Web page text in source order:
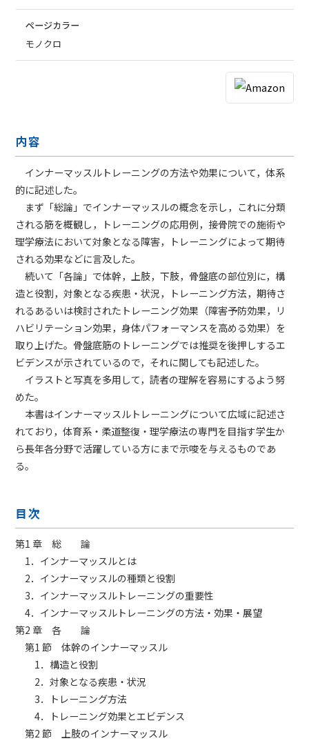
ページカラー
モノクロ
内容
インナーマッスルトレーニングの方法や効果について，体系
的に記述した。
まず「総論」でインナーマッスルの概念を示し，これに分類
される筋を概観し，トレーニングの応用例，接骨院での施術や
理学療法において対象となる障害，トレーニングによって期待
される効果などに言及した。
続いて「各論」で体幹，上肢，下肢，骨盤底の部位別に，構
造と役割，対象となる疾患・状況，トレーニング方法，期待さ
れるあるいは検討されたトレーニング効果（障害予防効果，リ
ハビリテーション効果，身体パフォーマンスを高める効果）を
取り上げた。骨盤底筋のトレーニングでは推奨を後押しするエ
ビデンスが示されているので，それに関しても記述した。
イラストと写真を多用して，読者の理解を容易にするよう努
めた。
本書はインナーマッスルトレーニングについて広域に記述さ
れており，体育系・柔道整復・理学療法の専門を目指す学生か
ら長年各分野で活躍している方にまで示唆を与えるものであ
る。
目次
第1 章 総 論
1．インナーマッスルとは
2．インナーマッスルの種類と役割
3．インナーマッスルトレーニングの重要性
4．インナーマッスルトレーニングの方法・効果・展望
第2 章 各 論
第1 節 体幹のインナーマッスル
1．構造と役割
2．対象となる疾患・状況
3．トレーニング方法
4．トレーニング効果とエビデンス
第2 節 上肢のインナーマッスル